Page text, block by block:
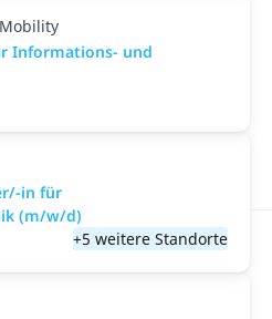
Informations- und
in für
(m/w/d)
+5 weitere Standorte